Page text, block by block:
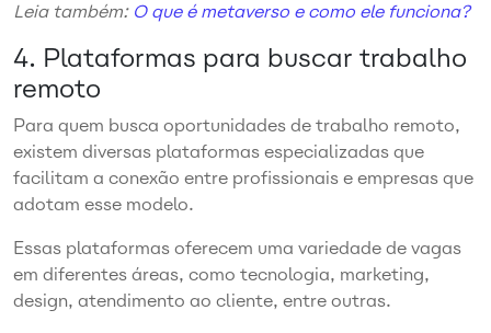
Leia também: O que é metaverso e como ele funciona?
4. Plataformas para buscar trabalho
remoto
Para quem busca oportunidades de trabalho remoto,
existem diversas plataformas especializadas que
facilitam a conexão entre profissionais e empresas que
adotam esse modelo.
Essas plataformas oferecem uma variedade de vagas
em diferentes áreas, como tecnologia, marketing,
design, atendimento ao cliente, entre outras.